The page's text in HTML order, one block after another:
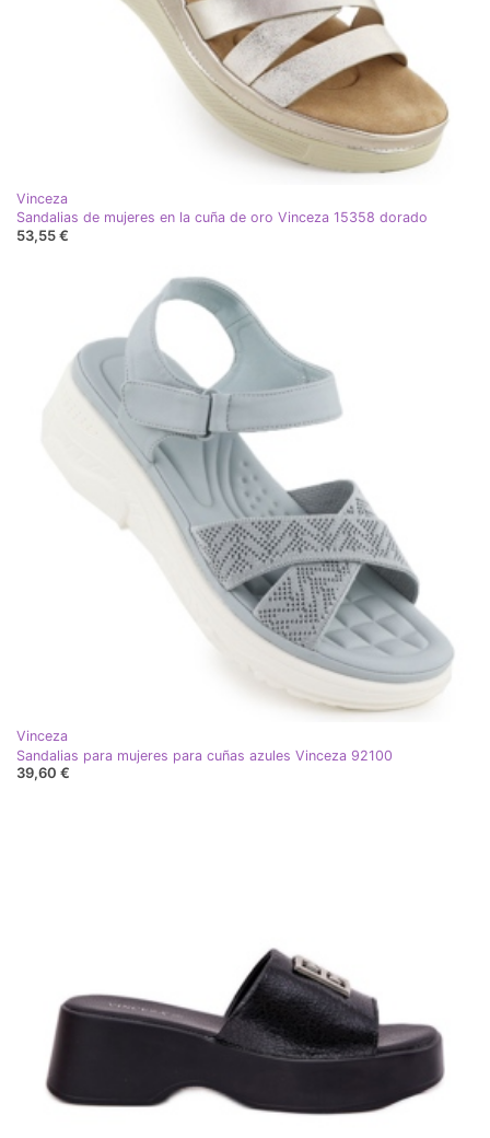
Vinceza
Sandalias de mujeres en la cuña de oro Vinceza 15358 dorado
53,55 €
Vinceza
Sandalias para mujeres para cuñas azules Vinceza 92100
39,60 €